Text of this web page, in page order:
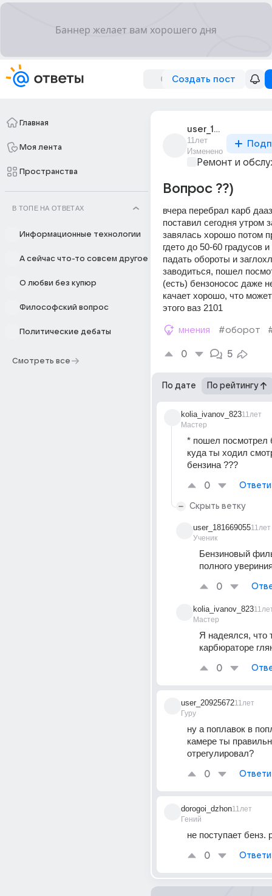
Создать пост
Главная
Моя лента
Пространства
В ТОПЕ НА ОТВЕТАХ
Информационные технологии
А сейчас что-то совсем другое
О любви без купюр
Философский вопрос
Политические дебаты
Смотреть все
user_181669055
11лет
Изменено
Ремонт и
Вопрос ??)
вчера перебрал карб
поставил сегодня утром
завялась хорошо потом
гдето до 50-60 градусов
падать обороты и
заводиться, пошел
(есть) бензоносос даже
качает хорошо, что
этого ваз 2101
мнения #оборот
0 5
По дате По рейтингу
kolia_ivanov_823
Мастер
11лет
* пошел посмотрел
куда ты ходил
бензина ???
0
Скрыть ветку
user_181669055
Ученик
11лет
Бензиновый
полного
0
kolia_ivanov_823
Мастер
Я надеялся, что
карбюраторе
0
user_20925672
Гуру
11лет
ну а поплавок в
камере ты
отрегулировал?
0
dorogoi_dzhon
Гений
11лет
не поступает бенз.
0